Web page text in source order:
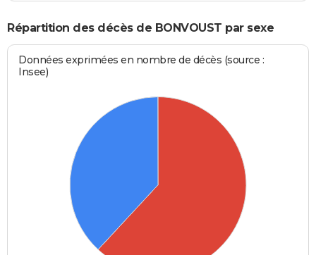
Répartition des décès de BONVOUST par sexe
Données exprimées en nombre de décès (source :
Insee)